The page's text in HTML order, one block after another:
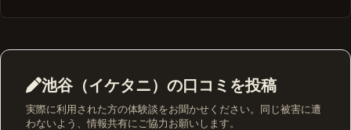
池谷（イケタニ）の口コミを投稿
実際に利用された方の体験談をお聞かせください。同じ被害に遭
わないよう、情報共有にご協力お願いします。